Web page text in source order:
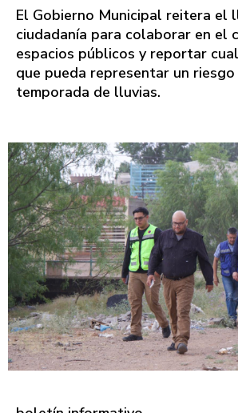
El Gobierno Municipal reitera el
ciudadanía para colaborar en el
espacios públicos y reportar
que pueda representar un
temporada de lluvias.